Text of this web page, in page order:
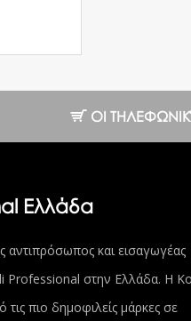
ΟΙ
Ελλάδα
αντιπρόσωπος και εισαγωγέας
Professional στην Ελλάδα. Η
τις πιο δημοφιλείς μάρκες σε